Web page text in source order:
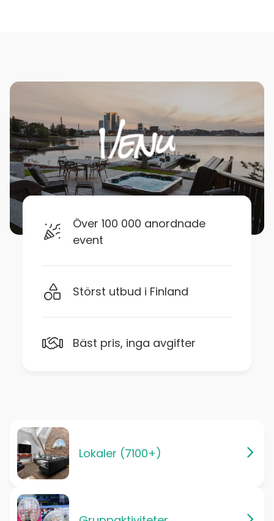
Över 100 000 anordnade
event
Störst utbud i Finland
Bäst pris, inga avgifter
Lokaler (7100+)